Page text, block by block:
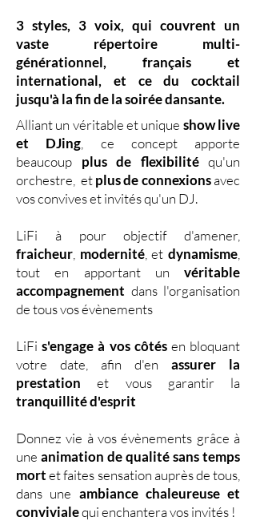
3 styles, 3 voix, qui couvrent un
vaste répertoire multi-
générationnel,
français et
international, et ce du cocktail
jusqu'à la fin de la soirée dansante.
Alliant un véritable et unique show live
et DJing
ce concept apporte
beaucoup plus de flexibilitéqu'un
orchestre, etplus de connexionsavec
vos convives et invités qu'un DJ.
LiFi à pour objectif d'amener,
fraicheur modernité, etdynamisme
tout en apportant un véritable
accompagnement dans l'organisation
de tous vos évènements
LiFis'engage à vos côtésen bloquant
votre date, afin d'en assurer la
prestationet vous garantir la
tranquillité d'esprit
Donnez vie à vos évènements grâce à
une animation de qualité sans temps
mortet faites sensation auprès de tous,
dans une ambiance chaleureuse et
convivialequi enchantera vos invités !